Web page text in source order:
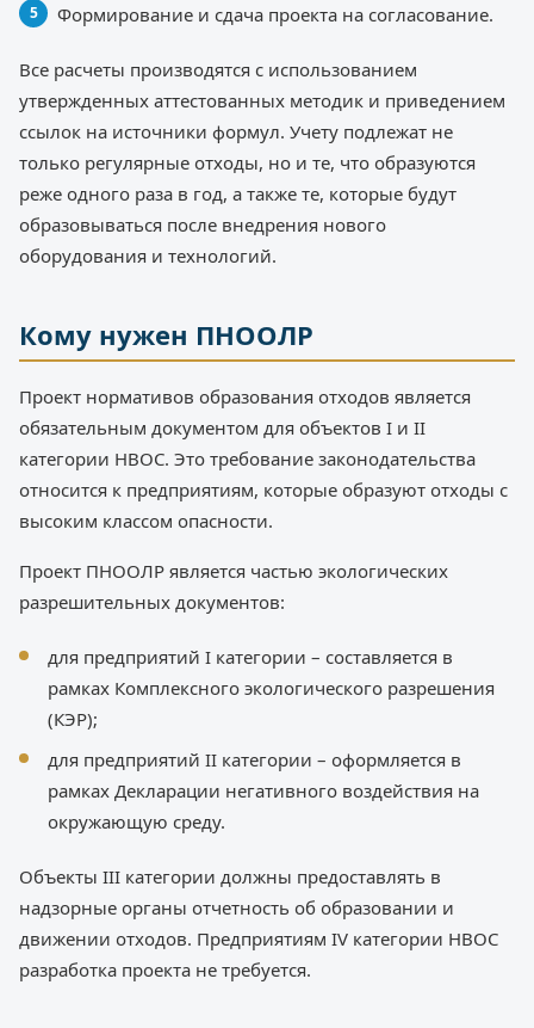
Формирование и сдача проекта на согласование.
Все расчеты производятся с использованием
утвержденных аттестованных методик и приведением
ссылок на источники формул. Учету подлежат не
только регулярные отходы, но и те, что образуются
реже одного раза в год, а также те, которые будут
образовываться после внедрения нового
оборудования и технологий.
Кому нужен ПНООЛР
Проект нормативов образования отходов является
обязательным документом для объектов I и II
категории НВОС. Это требование законодательства
относится к предприятиям, которые образуют отходы с
высоким классом опасности.
Проект ПНООЛР является частью экологических
разрешительных документов:
для предприятий I категории – составляется в
рамках Комплексного экологического разрешения
(КЭР);
для предприятий II категории – оформляется в
рамках Декларации негативного воздействия на
окружающую среду.
Объекты III категории должны предоставлять в
надзорные органы отчетность об образовании и
движении отходов. Предприятиям IV категории НВОС
разработка проекта не требуется.